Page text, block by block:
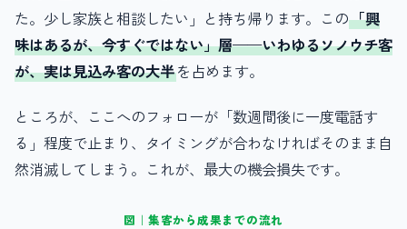
た。少し家族と相談したい」と持ち帰ります。この「興
味はあるが、今すぐではない」層——いわゆるソノウチ客
が、実は見込み客の大半を占めます。
ところが、ここへのフォローが「数週間後に一度電話す
る」程度で止まり、タイミングが合わなければそのまま自
然消滅してしまう。これが、最大の機会損失です。
図｜集客から成果までの流れ